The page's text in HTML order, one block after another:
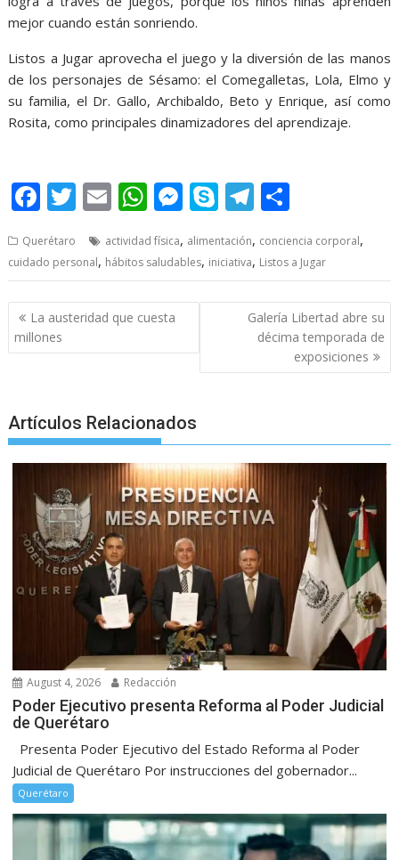
mejor cuando están sonriendo.
Listos a Jugar aprovecha el juego y la diversión de las manos
de los personajes de Sésamo: el Comegalletas, Lola, Elmo y
su familia, el Dr. Gallo, Archibaldo, Beto y Enrique, así como
Rosita, como principales dinamizadores del aprendizaje.
F
e
b
o
o
T
itt
er
E
ai
l
W
at
s
A
M
ss
e
n
er
S
y
p
e
T
e
gr
a
m
ar
e
Querétaro actividad física, alimentación, conciencia corporal,
cuidado personal, hábitos saludables, iniciativa, Listos a Jugar
Post
navigation
La austeridad que cuesta
millones
Galería Libertad abre su
décima temporada de
exposiciones
Artículos Relacionados
August 4, 2026 Redacción
Poder Ejecutivo presenta Reforma al Poder Judicial
de Querétaro
Presenta Poder Ejecutivo del Estado Reforma al Poder
Judicial de Querétaro Por instrucciones del gobernador...
Querétaro